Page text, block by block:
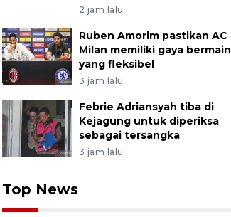
2 jam lalu
Ruben Amorim pastikan AC
Milan memiliki gaya bermain
yang fleksibel
3 jam lalu
Febrie Adriansyah tiba di
Kejagung untuk diperiksa
sebagai tersangka
3 jam lalu
Top News